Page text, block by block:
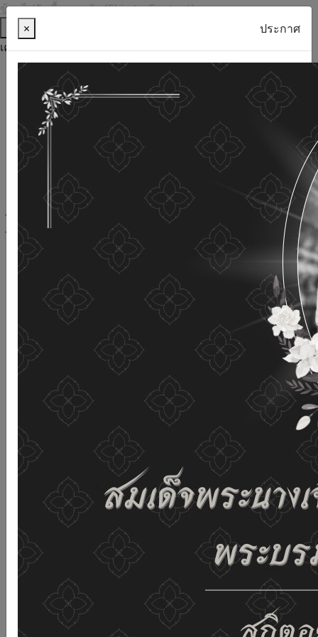
ข้ามไปยังเนื้อหาหลัก (Skip to Content)
ช่วยเหลือ
เครื่องมือการเข้าถึง
ภาษาไทย
ภาษาอังกฤษ
เพิ่มขนาดตัวอักษร
ลดขนาดตัวอักษร
ขนาดตัวอักษรปกติ
ความคมชัดสูง
ความคมชัดเชิงลบ
ความคมชัดปกติ
เปิดอ่านด้วยเสียง
ปิดอ่านด้วยเสียง
ผังเว็บไซต์
เว็บไซต์นี้ใช้คุกกี้ (Cookies)
กรมกิจการผู้สูงอายุ
ให้ความสำคัญต่อข้อมูลส่วนบุคคลของ
ท่าน เพื่อการพัฒนาและปรับปรุงเว็บไซต์ หากท่านใช้บริการ
เว็บไซต์นี้โดยไม่มีการปรับตั้งค่าใดๆ แสดงว่าท่านยินยอมที่จะ
รับคุกกี้บนเว็บไซต์ และนโยบายสิทธิส่วนบุคคลของเรา
ดูรายละเอียด ยอมรับทั้งหมด
02-659-6811 saraban@dop.mail.go.th
เปลี่ยนการแสดงผล
ก-ก
× ประกาศ